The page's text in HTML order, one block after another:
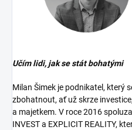
Učím lidi, jak se stát bohatými
Milan Šimek je podnikatel, který
zbohatnout, ať už skrze
a majetkem. V roce 2016
INVEST a EXPLICIT REALITY,